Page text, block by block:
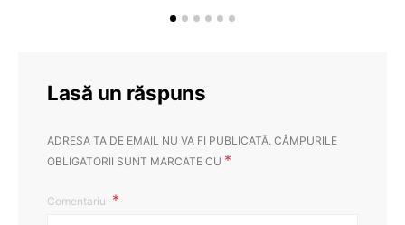
Lasă un răspuns
ADRESA TA DE EMAIL NU VA FI PUBLICATĂ. CÂMPURILE
OBLIGATORII SUNT MARCATE CU *
Comentariu